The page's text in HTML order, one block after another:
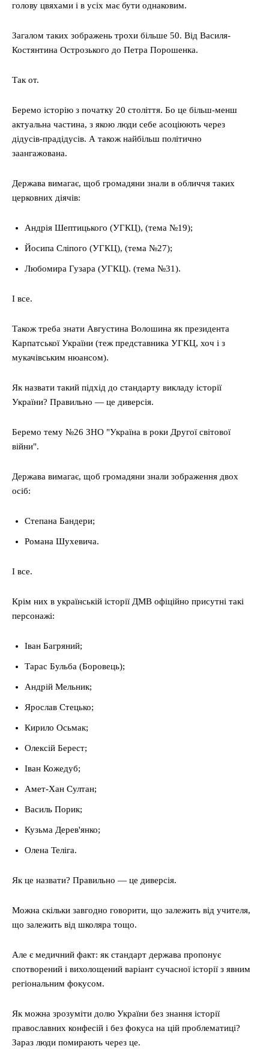
голову цвяхами і в усіх має бути однаковим.
Загалом таких зображень трохи більше 50. Від Василя-
Костянтина Острозького до Петра Порошенка.
Так от.
Беремо історію з початку 20 століття. Бо це більш-менш
актуальна частина, з якою люди себе асоціюють через
дідусів-прадідусів. А також найбільш політично
заангажована.
Держава вимагає, щоб громадяни знали в обличчя таких
церковних діячів:
Андрія Шептицького (УГКЦ), (тема №19);
Йосипа Сліпого (УГКЦ), (тема №27);
Любомира Гузара (УГКЦ). (тема №31).
І все.
Також треба знати Августина Волошина як президента
Карпатської України (теж представника УГКЦ, хоч і з
мукачівським нюансом).
Як назвати такий підхід до стандарту викладу історії
України? Правильно — це диверсія.
Беремо тему №26 ЗНО "Україна в роки Другої світової
війни".
Держава вимагає, щоб громадяни знали зображення двох
осіб:
Степана Бандери;
Романа Шухевича.
І все.
Крім них в українській історії ДМВ офіційно присутні такі
персонажі:
Іван Багряний;
Тарас Бульба (Боровець);
Андрій Мельник;
Ярослав Стецько;
Кирило Осьмак;
Олексій Берест;
Іван Кожедуб;
Амет-Хан Султан;
Василь Порик;
Кузьма Дерев'янко;
Олена Теліга.
Як це назвати? Правильно — це диверсія.
Можна скільки завгодно говорити, що залежить від учителя,
що залежить від школяра тощо.
Але є медичний факт: як стандарт держава пропонує
спотворений і вихолощений варіант сучасної історії з явним
регіональним фокусом.
Як можна зрозуміти долю України без знання історії
православних конфесій і без фокуса на цій проблематиці?
Зараз люди помирають через це.